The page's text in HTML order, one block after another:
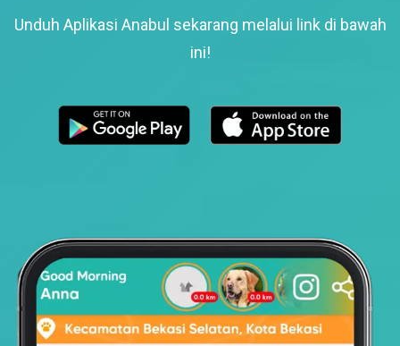
Unduh Aplikasi Anabul sekarang melalui link di bawah
ini!